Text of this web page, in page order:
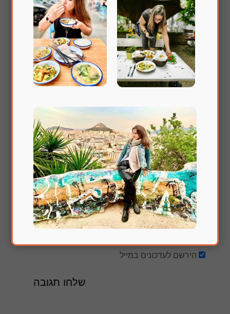
שלחו תגובה
האימייל לא יוצג באתר. שדות החובה מסומנים*
הירשם לעדכונים במייל